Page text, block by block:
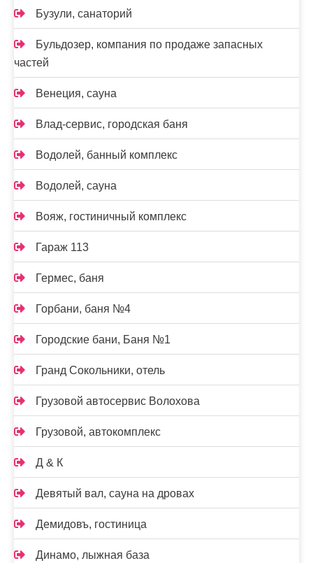
Бузули, санаторий
Бульдозер, компания по продаже запасных
частей
Венеция, сауна
Влад-сервис, городская баня
Водолей, банный комплекс
Водолей, сауна
Вояж, гостиничный комплекс
Гараж 113
Гермес, баня
Горбани, баня №4
Городские бани, Баня №1
Гранд Сокольники, отель
Грузовой автосервис Волохова
Грузовой, автокомплекс
Д & К
Девятый вал, сауна на дровах
Демидовъ, гостиница
Динамо, лыжная база